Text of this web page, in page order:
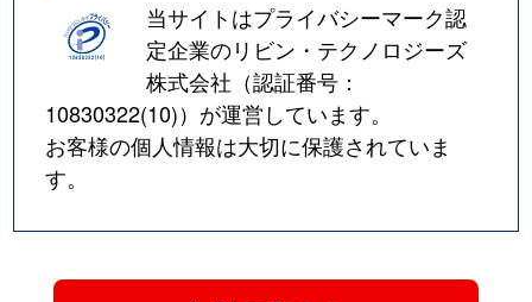
当サイトはプライバシーマーク認
定企業のリビン・テクノロジーズ
株式会社（認証番号：
10830322(10)）が運営しています。
お客様の個人情報は大切に保護されていま
す。